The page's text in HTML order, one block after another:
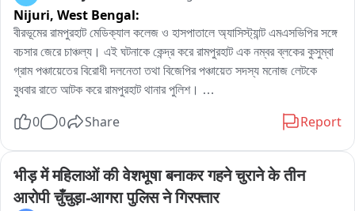
Nijuri, West Bengal:
বীরভূমের রামপুরহাট মেডিক্যাল কলেজ ও হাসপাতালে অ্যাসিস্ট্যান্ট এমএসভিপির সঙ্গে
বচসার জেরে চাঞ্চল্য। এই ঘটনাকে কেন্দ্র করে রামপুরহাট এক নম্বর ব্লকের কুসুম্বা
গ্রাম পঞ্চায়েতের বিরোধী দলনেতা তথা বিজেপির পঞ্চায়েত সদস্য মনোজ লেটকে
বুধবার রাতে আটক করে রামপুরহাট থানার পুলিশ।
বিজেপির একাধিক নেতৃত্ব ও কর্মীরা। তাঁরা মনোজ লেটকে কোন অভিযোগে আটক
পর পরিস্থিতি স্বাভাবিক হয়।পরে প্রয়োজনীয় প্রক্রিয়া সম্পন্ন করে এদিন সকালে
বিজেপির বিরোধী দলনেতা মনোজ লেটকে ছেড়ে দেয় রামপুরহাট থানার পুলিশ।
0 0 Share Report
भीड़ में महिलाओं की वेशभूषा बनाकर गहने चुराने के तीन
आरोपी चुँचुड़ा-आगरा पुलिस ने गिरफ्तार